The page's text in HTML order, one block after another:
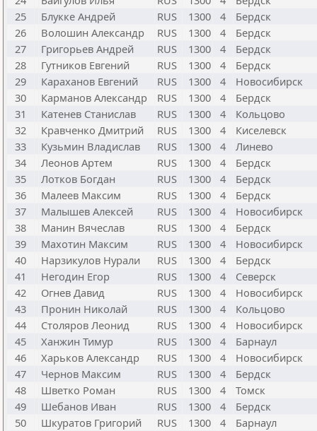
25
Блукке Андрей RUS 1300 4
Бердск
26
Волошин Александр RUS 1300 4
Бердск
27
Григорьев Андрей RUS 1300 4
Бердск
28
Гутников Евгений RUS 1300 4
Бердск
29
Караханов Евгений RUS 1300 4
Новосибирск
30
Карманов Александр RUS 1300 4
Бердск
31
Катенев Станислав RUS 1300 4
Кольцово
32
Кравченко Дмитрий RUS 1300 4
Киселевск
33
Кузьмин Владислав RUS 1300 4
Линево
34
Леонов Артем RUS 1300 4
Бердск
35
Лотков Богдан RUS 1300 4
Бердск
36
Малеев Максим RUS 1300 4
Бердск
37
Малышев Алексей RUS 1300 4
Новосибирск
38
Манин Вячеслав RUS 1300 4
Бердск
39
Махотин Максим RUS 1300 4
Новосибирск
40
Нарзикулов Нурали RUS 1300 4
Бердск
41
Негодин Егор RUS 1300 4
Северск
42
Огнев Давид RUS 1300 4
Новосибирск
43
Пронин Николай RUS 1300 4
Кольцово
44
Столяров Леонид RUS 1300 4
Новосибирск
45
Ханжин Тимур RUS 1300 4
Барнаул
46
Харьков Александр RUS 1300 4
Новосибирск
47
Чернов Максим RUS 1300 4
Бердск
48
Шветко Роман RUS 1300 4
Томск
49
Шебанов Иван RUS 1300 4
Бердск
50
Шкуратов Григорий RUS 1300 4
Барнаул